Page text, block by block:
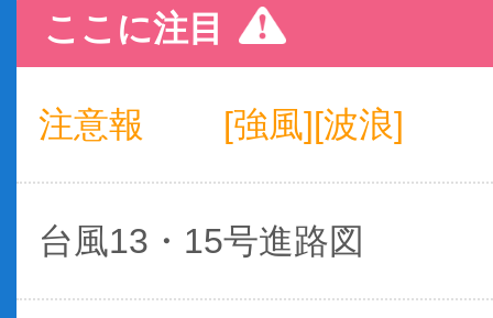
ここに注目
注意報 [強風][波浪]
台風13・15号進路図